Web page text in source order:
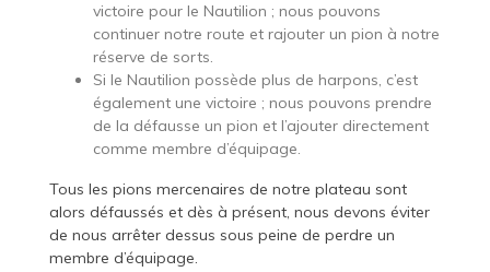
victoire pour le Nautilion ; nous pouvons
continuer notre route et rajouter un pion à notre
réserve de sorts.
Si le Nautilion possède plus de harpons, c’est
également une victoire ; nous pouvons prendre
de la défausse un pion et l’ajouter directement
comme membre d’équipage.
Tous les pions mercenaires de notre plateau sont
alors défaussés et dès à présent, nous devons éviter
de nous arrêter dessus sous peine de perdre un
membre d’équipage.